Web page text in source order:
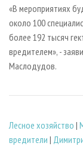
«В мероприятиях
около 100
более 192 тысяч
вредителем», -
Маслодудов.
Лесное хозяйство |
вредители |